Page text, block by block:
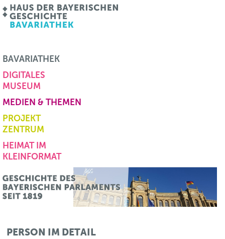
BAVARIATHEK
DIGITALES
MUSEUM
MEDIEN & THEMEN
PROJEKT
ZENTRUM
HEIMAT IM
KLEINFORMAT
PERSON IM DETAIL